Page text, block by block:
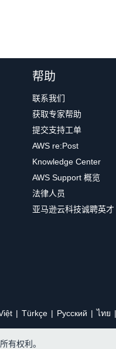
帮助
联系我们
获取专家帮助
提交支持工单
AWS re:Post
Knowledge Center
AWS Support 概览
法律人员
亚马逊云科技诚聘英才
Türkçe Ρусский ไทย
有权利。